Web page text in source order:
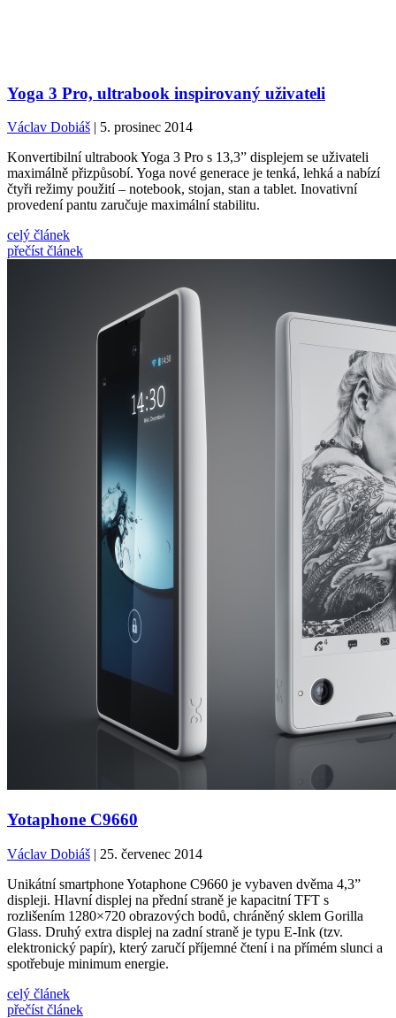
Yoga 3 Pro, ultrabook inspirovaný uživateli
Václav Dobiáš | 5. prosinec 2014
Konvertibilní ultrabook Yoga 3 Pro s 13,3” displejem se uživateli
maximálně přizpůsobí. Yoga nové generace je tenká, lehká a nabízí
čtyři režimy použití – notebook, stojan, stan a tablet. Inovativní
provedení pantu zaručuje maximální stabilitu.
celý článek
přečíst článek
Yotaphone C9660
Václav Dobiáš | 25. červenec 2014
Unikátní smartphone Yotaphone C9660 je vybaven dvěma 4,3”
displeji. Hlavní displej na přední straně je kapacitní TFT s
rozlišením 1280×720 obrazových bodů, chráněný sklem Gorilla
Glass. Druhý extra displej na zadní straně je typu E-Ink (tzv.
elektronický papír), který zaručí příjemné čtení i na přímém slunci a
spotřebuje minimum energie.
celý článek
přečíst článek